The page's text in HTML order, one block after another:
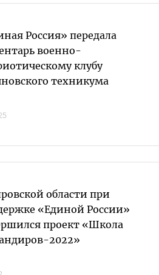
Россия» передала
военно-
клубу
техникума
области при
«Единой России»
проект «Школа
2022»